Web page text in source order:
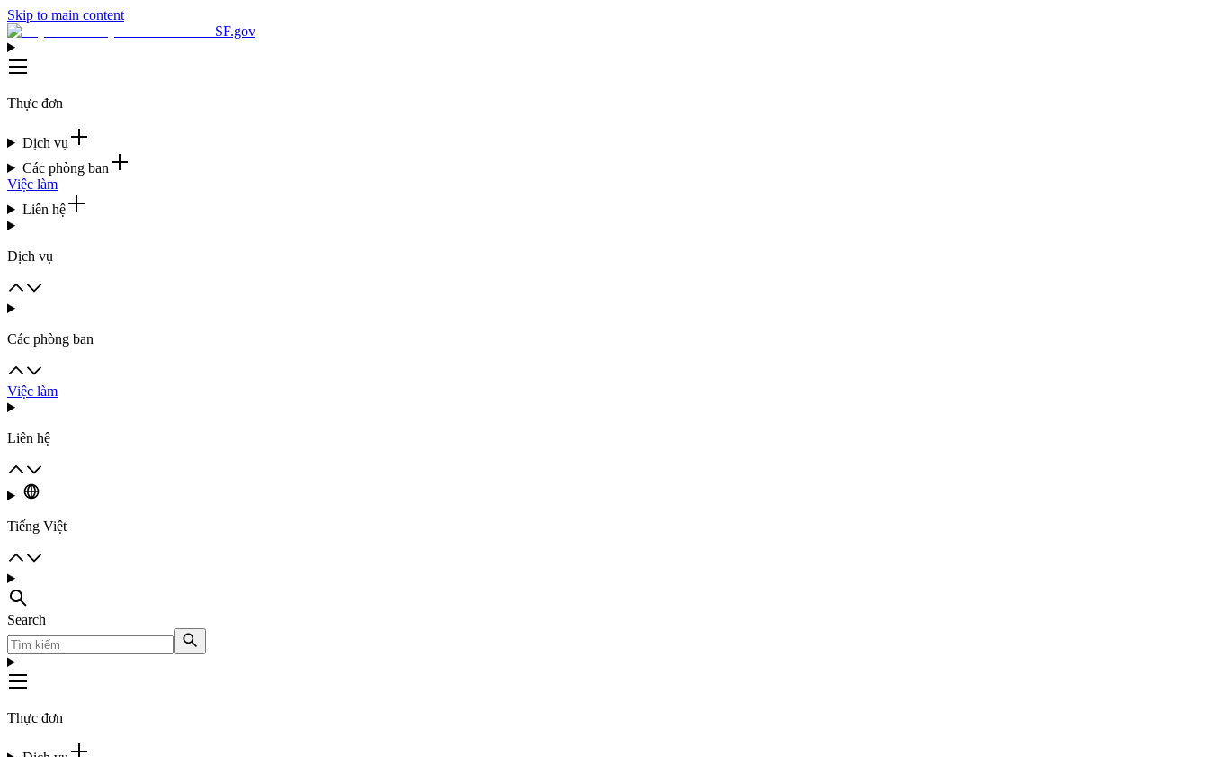
Skip to main content
SF.gov
Thực đơn
Dịch vụ
Các phòng ban
Việc làm
Liên hệ
Dịch vụ
Các phòng ban
Việc làm
Liên hệ
Tiếng Việt
Search
Thực đơn